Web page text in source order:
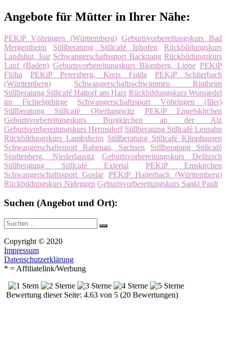
Angebote für Mütter in Ihrer Nähe:
PEKiP Vöhringen (Württemberg) Geburtsvorbereitungskurs Bad
Mergentheim
Stillberatung Stillcafé Iphofen
Rückbildungskurs
Landshut, Isar Schwangerschaftssport Backnang Rückbildungskurs
Lauf (Baden) Geburtsvorbereitungskurs Blomberg, Lippe PEKiP
Flöha
PEKiP Petersberg, Kreis Fulda
PEKiP Schlierbach
(Württemberg)
Schwangerschaftsschwimmen Rintheim
Stillberatung Stillcafé Hattorf am Harz Rückbildungskurs Wunsiedel
im Fichtelgebirge
Schwangerschaftssport Vöhringen (Iller)
Stillberatung Stillcafé Oberlungwitz
PEKiP Engelskirchen
Geburtsvorbereitungskurs Burgkirchen an der Alz
Geburtsvorbereitungskurs Hermsdorf Stillberatung Stillcafé Lensahn
Rückbildungskurs Lambsheim Stillberatung Stillcafé Klipphausen
Schwangerschaftssport Rabenau, Sachsen
Stillberatung Stillcafé
Senftenberg, Niederlausitz
Geburtsvorbereitungskurs Delitzsch
Stillberatung Stillcafé Extertal
PEKiP Emskirchen
Schwangerschaftssport Goslar PEKiP Haiterbach (Württemberg)
Rückbildungskurs Nideggen Geburtsvorbereitungskurs Sankt Pauli
Suchen (Angebot und Ort):
Suche
nach:
Suchen
Copyright © 2020
Impressum
Datenschutzerklärung
* = Affiliatelink/Werbung
Bewertung dieser Seite: 4.63 von 5 (20 Bewertungen)